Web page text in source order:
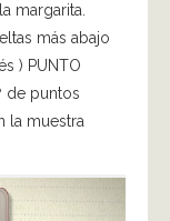
margarita.
más abajo
) PUNTO
de puntos
la muestra